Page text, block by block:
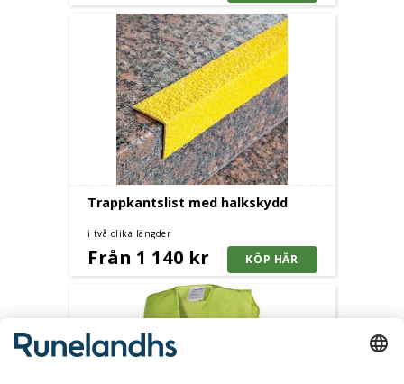
Trappkantslist med halkskydd
i två olika längder
Från 1 140 kr